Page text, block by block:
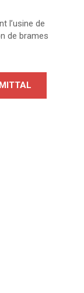
l’usine de
de brames